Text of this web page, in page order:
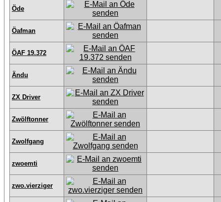
Öde
Öafman
ÖAF 19.372
Ändu
ZX Driver
Zwölftonner
Zwolfgang
zwoemti
zwo.vierziger